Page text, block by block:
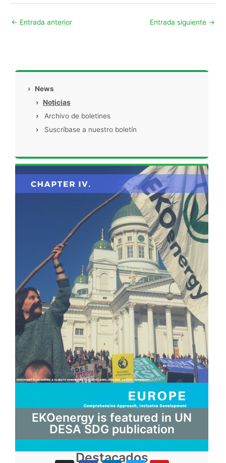
← Entrada anterior Entrada siguiente →
›
News
›
Noticias
›
Archivo de boletines
›
Suscríbase a nuestro boletín
EKOenergy is featured in UN
DESA SDG publication
Destacados